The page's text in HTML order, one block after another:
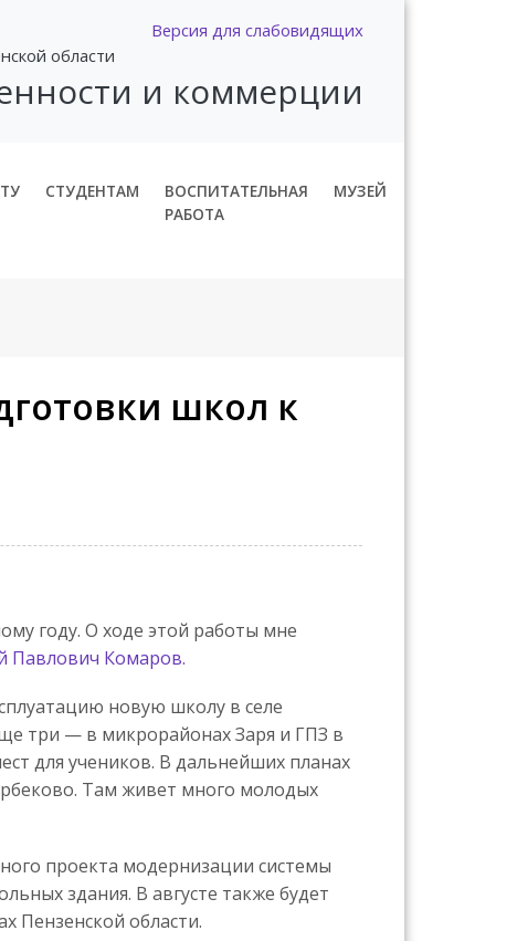
Версия для слабовидящих
области
и коммерции
СТУДЕНТАМ
ВОСПИТАТЕЛЬНАЯ
РАБОТА
МУЗЕЙ
школ к
году. О ходе этой работы мне
Павлович Комаров.
новую школу в селе
три — в микрорайонах Заря и ГПЗ в
для учеников. В дальнейших планах
Там живет много молодых
проекта модернизации системы
здания. В августе также будет
Пензенской области.